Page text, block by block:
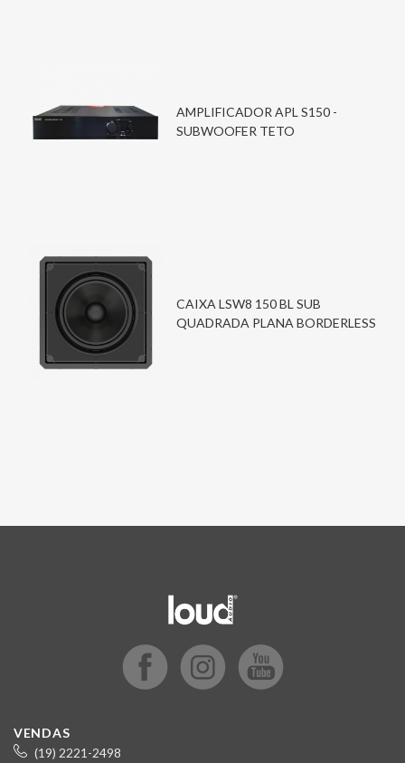
AMPLIFICADOR APL S150 -
SUBWOOFER TETO
CAIXA LSW8 150 BL SUB
QUADRADA PLANA BORDERLESS
VENDAS
(19) 2221-2498